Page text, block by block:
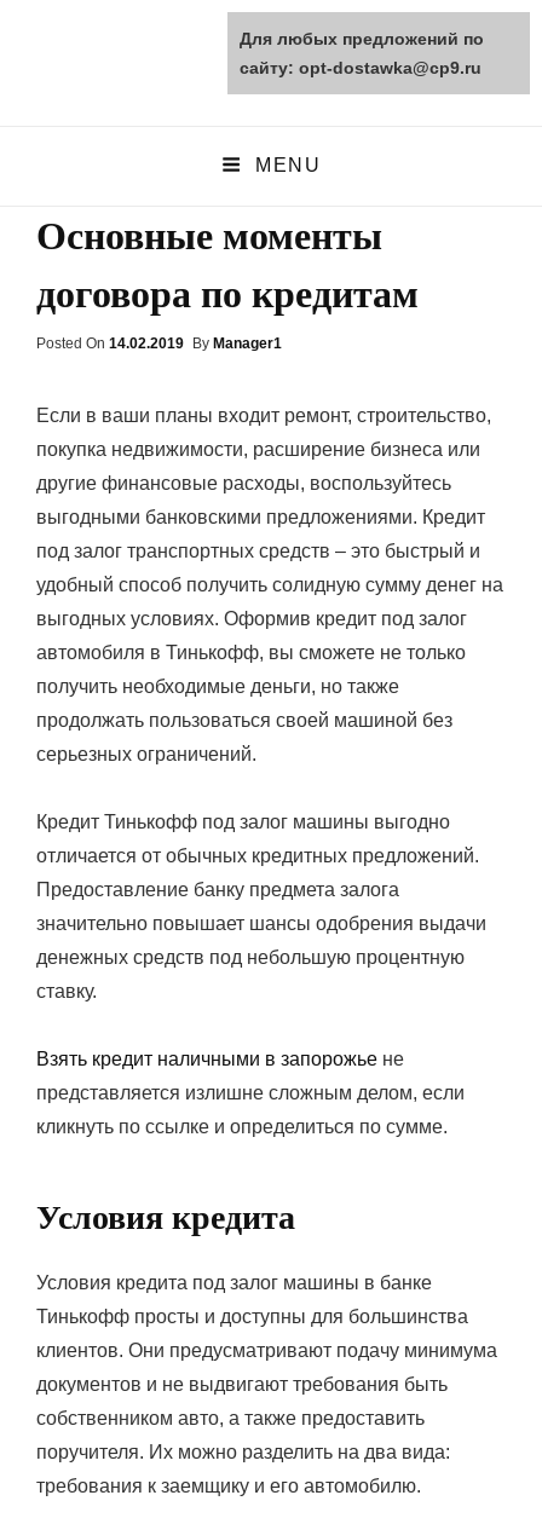
opt-dostawka.ru
MENU
Основные моменты
договора по кредитам
Posted On Posted
14.02.2019 By Manager1
Если в ваши планы входит ремонт, строительство,
покупка недвижимости, расширение бизнеса или
другие финансовые расходы, воспользуйтесь
выгодными банковскими предложениями. Кредит
под залог транспортных средств – это быстрый и
удобный способ получить солидную сумму денег на
выгодных условиях. Оформив кредит под залог
автомобиля в Тинькофф, вы сможете не только
получить необходимые деньги, но также
продолжать пользоваться своей машиной без
серьезных ограничений.
Кредит Тинькофф под залог машины выгодно
отличается от обычных кредитных предложений.
Предоставление банку предмета залога
значительно повышает шансы одобрения выдачи
денежных средств под небольшую процентную
ставку.
Взять кредит наличными в запорожье не
представляется излишне сложным делом, если
кликнуть по ссылке и определиться по сумме.
Условия кредита
Условия кредита под залог машины в банке
Тинькофф просты и доступны для большинства
клиентов. Они предусматривают подачу минимума
документов и не выдвигают требования быть
собственником авто, а также предоставить
поручителя. Их можно разделить на два вида:
требования к заемщику и его автомобилю.
Для любых предложений по
сайту: opt-dostawka@cp9.ru